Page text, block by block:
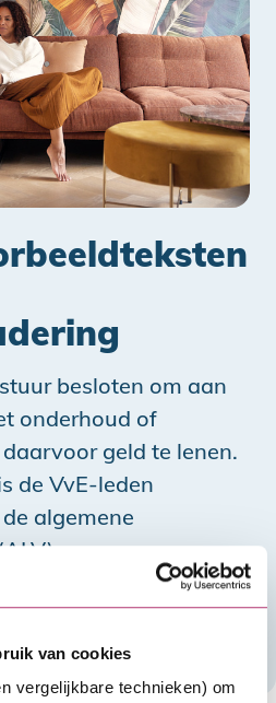
van cookies
vergelijkbare technieken) om
besloten om aan
onderhoud of
geld te lenen.
de VvE-leden
algemene
ALV